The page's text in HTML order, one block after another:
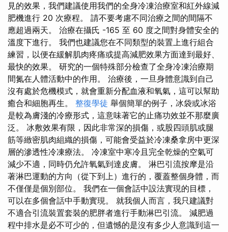
見的效果，我們建議使用我們的全身冷凍治療室和紅外線減
肥機進行 20 次療程。 請不要考慮不同治療之間的間隔不
應超過兩天。 治療在攝氏 -165 至 60 度之間對身體安全的
溫度下進行。 我們也建議您在不同類型的裝置上進行組合
練習，以便在緩解肌肉疼痛或提高減肥效果方面達到最好、
最快的效果。 研究的一個特殊部分檢查了全身冷凍治療期
間氮在人體活動中的作用。 治療後，一旦身體意識到自己
沒有處於危機模式，就會重新分配血液和氧氣，這可以幫助
癒合和細胞再生。 整復學徒 舉個簡單的例子，冰袋或冰浴
是較為膚淺的冷療形式，這意味著它的止痛功效並不那麼廣
泛。 冰敷效果有限，因此非常深的損傷，或股四頭肌或腿
筋等緻密肌肉組織的損傷，可能會受益於冷凍桑拿房中更深
層的滲透性冷凍療法。 冷凍室中寒冷且完全乾燥的空氣可
減少不適，同時仍允許氧氣到達皮膚。 淋巴引流按摩是沿
著淋巴運動的方向（從下到上）進行的，覆蓋整個身體，而
不僅僅是個別部位。 我們在一個會話中設法實現的目標，
可以在多個會話中手動實現。 就我個人而言，我只建議對
不適合引流裝置套裝的肥胖者進行手動淋巴引流。 減肥過
程中排水是必不可少的，但遺憾的是沒有多少人意識到這一